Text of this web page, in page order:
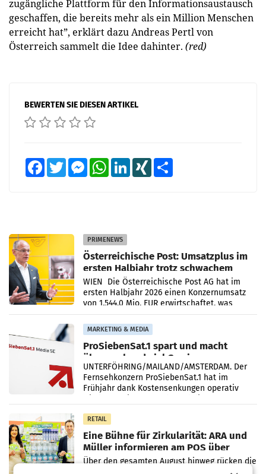
zugängliche Plattform für den Informationsaustausch
geschaffen, die bereits mehr als ein Million Menschen
erreicht hat”, erklärt dazu Andreas Pertl von
Österreich sammelt die Idee dahinter. (red)
BEWERTEN SIE DIESEN ARTIKEL
FacebookTwitter MessengerWhatsAppLinkedInXING
PRIMENEWS
Österreichische Post: Umsatzplus im
ersten Halbjahr trotz schwachem
Briefgeschäft
WIEN Die Österreichische Post AG hat im
ersten Halbjahr 2026 einen Konzernumsatz
von 1.544,0 Mio. EUR erwirtschaftet, was
einem Plus von 3,8 Prozent gegenüber dem
Vergleichszeitraum
MARKETING & MEDIA
ProSiebenSat.1 spart und macht
überraschend viel Gewinn
UNTERFÖHRING/MAILAND/AMSTERDAM. Der
Fernsehkonzern ProSiebenSat.1 hat im
Frühjahr dank Kostensenkungen operativ
RETAIL
Eine Bühne für Zirkularität: ARA und
Müller informieren am POS über
Kreislauffähigkeit
Über den gesamten August hinweg rücken die
Altstoff Recycling Austria AG (ARA) und der